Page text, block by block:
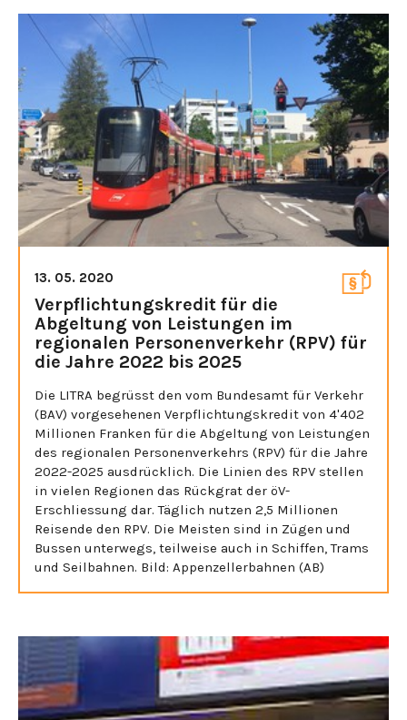
13. 05. 2020
Verpflichtungskredit für die
Abgeltung von Leistungen im
regionalen Personenverkehr (RPV) für
die Jahre 2022 bis 2025
Die LITRA begrüsst den vom Bundesamt für Verkehr
(BAV) vorgesehenen Verpflichtungskredit von 4'402
Millionen Franken für die Abgeltung von Leistungen
des regionalen Personenverkehrs (RPV) für die Jahre
2022-2025 ausdrücklich. Die Linien des RPV stellen
in vielen Regionen das Rückgrat der öV-
Erschliessung dar. Täglich nutzen 2,5 Millionen
Reisende den RPV. Die Meisten sind in Zügen und
Bussen unterwegs, teilweise auch in Schiffen, Trams
und Seilbahnen. Bild: Appenzellerbahnen (AB)